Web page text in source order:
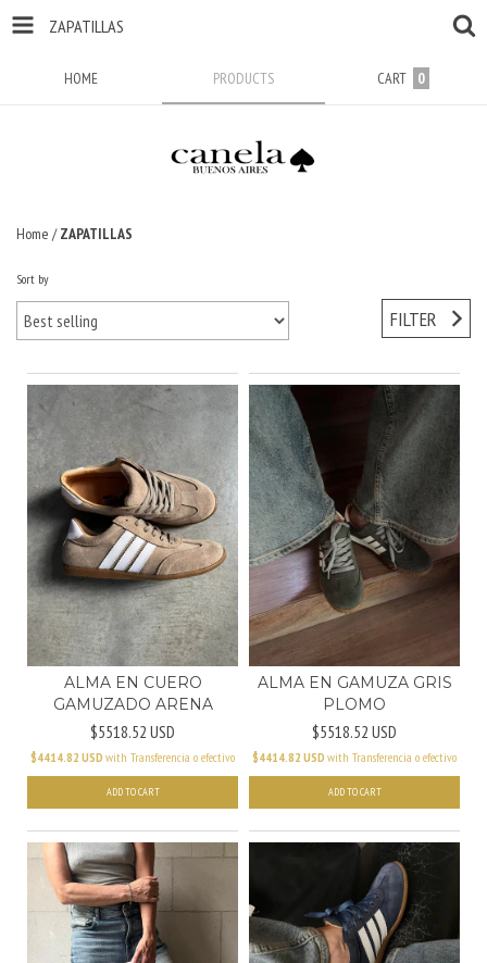
ZAPATILLAS
HOME PRODUCTS CART 0
Home / ZAPATILLAS
Sort by
FILTER
ALMA EN CUERO
GAMUZADO ARENA
$5518.52 USD
$4414.82 USD with Transferencia o efectivo
ADD TO CART
ALMA EN GAMUZA GRIS
PLOMO
$5518.52 USD
$4414.82 USD with Transferencia o efectivo
ADD TO CART